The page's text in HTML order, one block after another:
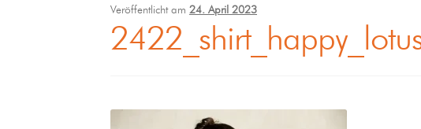
Veröffentlicht am24. April 2023